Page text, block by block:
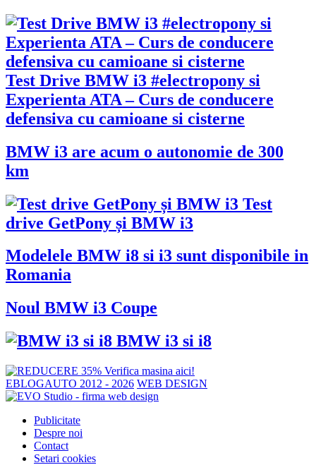
Test Drive BMW i3 #electropony si
Experienta ATA – Curs de conducere
defensiva cu camioane si cisterne
BMW i3 are acum o autonomie de 300
km
Test
drive GetPony și BMW i3
Modelele BMW i8 si i3 sunt disponibile in
Romania
Noul BMW i3 Coupe
BMW i3 si i8
EBLOGAUTO 2012 - 2026 WEB DESIGN
Publicitate
Despre noi
Contact
Setari cookies